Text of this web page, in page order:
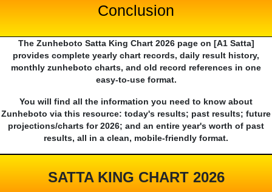
Conclusion
The Zunheboto Satta King Chart 2026 page on [A1 Satta]
provides complete yearly chart records, daily result history,
monthly zunheboto charts, and old record references in one
easy-to-use format.
You will find all the information you need to know about
Zunheboto via this resource: today's results; past results; future
projections/charts for 2026; and an entire year's worth of past
results, all in a clean, mobile-friendly format.
SATTA KING CHART 2026